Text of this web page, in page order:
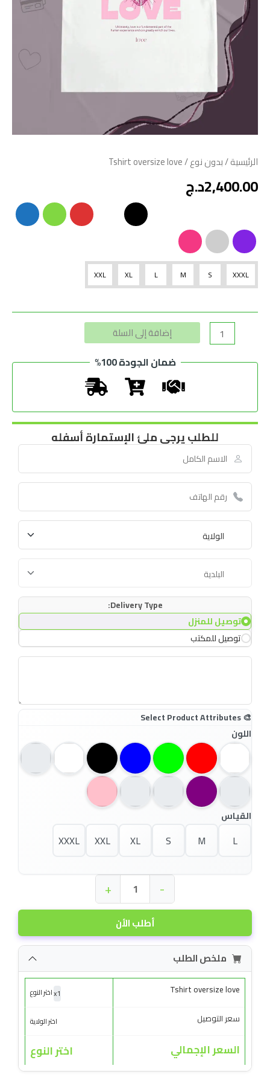
الرئيسية/بدون نوع/ Tshirt oversize love
2,400.00د.ج
XXXL
S
M
L
XL
XXL
إضافة إلى السلة
ضمان الجودة 100%
للطلب يرجى ملئ الإستمارة أسفله
Delivery Type:
توصيل للمنزل
توصيل للمكتب
اللون
القياس
L
M
S
XL
XXL
XXXL
أطلب الأن
-
+
ملخص الطلب
Tshirt oversize love
x1 اختر النوع
سعر التوصيل اختر الولاية
السعر الإجمالي اختر النوع